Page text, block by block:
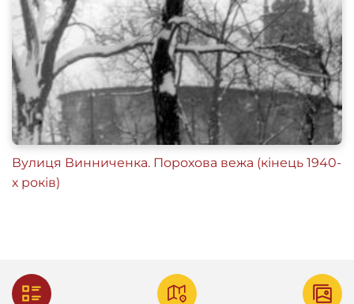
Вулиця Винниченка. Порохова вежа (кінець 1940-
х років)